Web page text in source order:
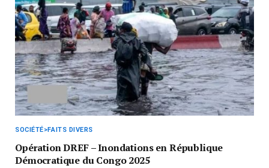
SOCIÉTÉ>FAITS DIVERS
Opération DREF – Inondations en République
Démocratique du Congo 2025